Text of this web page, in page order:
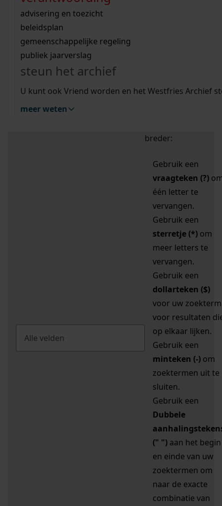
bouwvergunningen
omgevingsvergunningen
vergunningen
beeld en geluid
uitleg nodig?
Wij helpen u op weg met een aantal zoektips.
bekijk alle zoektips
Wij helpen u op weg met een aantal zoektips.
bekijk alle zoektips
bekijk ons geschiedenislokaal
advisering en toezicht
beleidsplan
gemeenschappelijke regeling
publiek jaarverslag
steun het archief
U kunt ook Vriend worden en het Westfries Archief
meer weten
zoektips
Mijn Studiezaal (inloggen)
uw zoekopdracht te
breder:
Gebruik een
vraagteken (?)
één letter te
vervangen.
Gebruik een
sterretje (*) om
meer letters te
vervangen.
Gebruik een
dollarteken ($)
voor uw zoekterm
voor resultaten
op elkaar lijken.
Gebruik een
minteken (-) om
zoektermen uit te
sluiten.
Gebruik een
Dubbele
(" ") aan het begin
en einde van uw
zoektermen om
naar de exacte
combinatie van